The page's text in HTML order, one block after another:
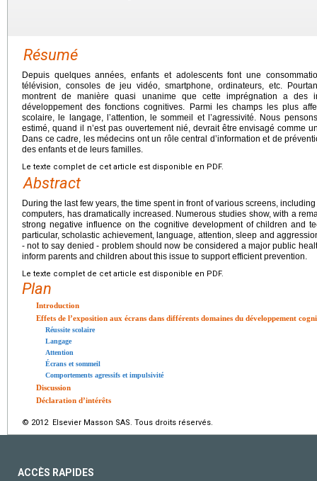
Résumé
Depuis quelques années, enfants et adolescents font une
télévision, consoles de jeu vidéo, smartphone, ordinateurs, etc.
montrent de manière quasi unanime que cette imprégnation a des
développement des fonctions cognitives. Parmi les champs les plus
scolaire, le langage, l’attention, le sommeil et l’agressivité. Nous
estimé, quand il n’est pas ouvertement nié, devrait être envisagé comme
Dans ce cadre, les médecins ont un rôle central d’information et de
des enfants et de leurs familles.
Le texte complet de cet article est disponible en PDF.
Abstract
During the last few years, the time spent in front of various screens,
computers, has dramatically increased. Numerous studies show, with a
strong negative influence on the cognitive development of children and
particular, scholastic achievement, language, attention, sleep and
- not to say denied - problem should now be considered a major public
inform parents and children about this issue to support efficient prevention.
Le texte complet de cet article est disponible en PDF.
Plan
Introduction
Effets de l’exposition aux écrans dans différents domaines du développement
Réussite scolaire
Langage
Attention
Écrans et sommeil
Comportements agressifs et impulsivité
Discussion
Déclaration d’intérêts
© 2012 Elsevier Masson SAS. Tous droits réservés.
ACCÈS RAPIDES